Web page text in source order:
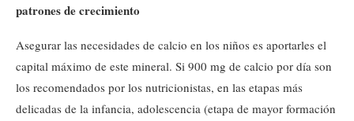
patrones de crecimiento
Asegurar las necesidades de calcio en los niños es aportarles el
capital máximo de este mineral. Si 900 mg de calcio por día son
los recomendados por los nutricionistas, en las etapas más
delicadas de la infancia, adolescencia (etapa de mayor formación